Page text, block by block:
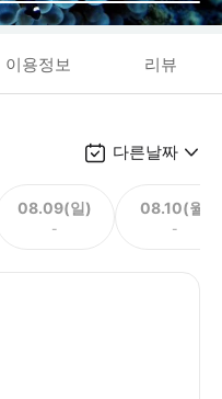
이용정보 리뷰
다른날짜
08.09(일)
-
08.10(월)
-